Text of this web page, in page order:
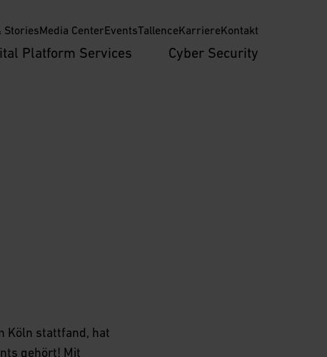
StoriesMedia CenterEventsTallenceKarriereKontakt
Platform Services Cyber Security
Köln stattfand, hat
gehört! Mit